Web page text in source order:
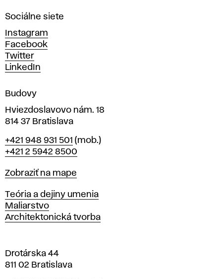
ý
c
h
u
m
e
í
v
r
a
i
s
l
a
v
Sociálne siete
Instagram
Facebook
Twitter
LinkedIn
Budovy
Hviezdoslavovo nám. 18
814 37 Bratislava
Telefón
+421 948 931 501 (mob.)
+421 2 5942 8500
Mapa
Zobraziť na mape
Katedry
Teória a dejiny umenia
Maliarstvo
Architektonická tvorba
Drotárska 44
811 02 Bratislava